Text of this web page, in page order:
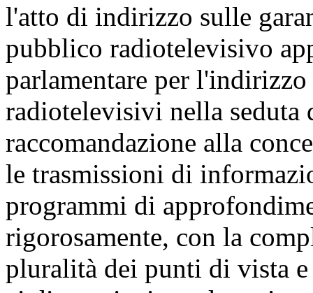
l'atto di indirizzo sulle
pubblico radiotelevisivo
parlamentare per
radiotelevisivi nella seduta
raccomandazione alla
le trasmissioni di
programmi di
rigorosamente, con la
pluralità dei punti di vista